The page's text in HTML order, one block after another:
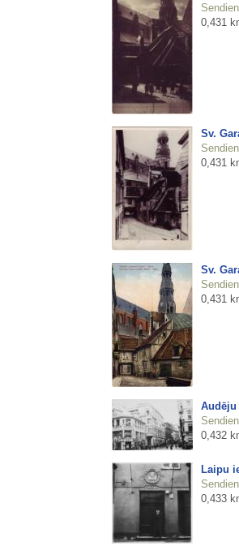
0,431
Sv.
0,431
Sv.
0,431
Audēju
0,432
Laipu
0,433